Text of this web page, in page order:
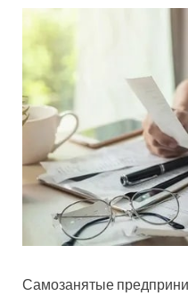
Самозанятые